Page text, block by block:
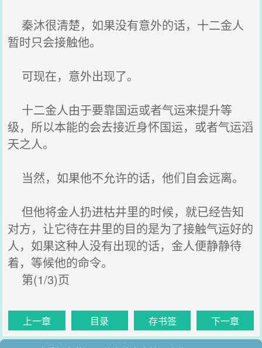
秦沐很清楚，如果没有意外的话，十二金人
暂时只会接触他。
可现在，意外出现了。
十二金人由于要靠国运或者气运来提升等
级，所以本能的会去接近身怀国运，或者气运滔
天之人。
当然，如果他不允许的话，他们自会远离。
但他将金人扔进枯井里的时候，就已经告知
对方，让它待在井里的目的是为了接触气运好的
人，如果这种人没有出现的话，金人便静静待
着，等候他的命令。
第(1/3)页
上一章 目录 存书签 下一章